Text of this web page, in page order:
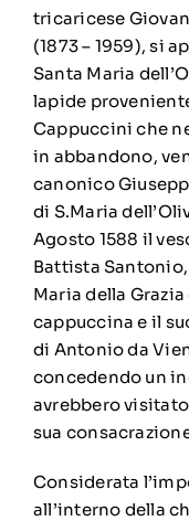
tricaricese
(1873 – 1959), si
Santa Maria
lapide
Cappuccini che
in abbandono,
canonico
di S.Maria
Agosto 1588 il
Battista
Maria della
cappuccina e il
di Antonio da
concedendo un
avrebbero
sua
Considerata
all’interno della